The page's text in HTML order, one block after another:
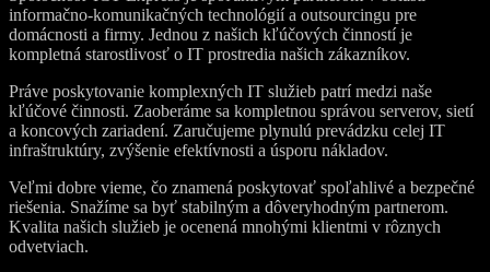
informačno-komunikačných technológií a outsourcingu pre
domácnosti a firmy. Jednou z našich kľúčových činností je
kompletná starostlivosť o IT prostredia našich zákazníkov.
Práve poskytovanie komplexných IT služieb patrí medzi naše
kľúčové činnosti. Zaoberáme sa kompletnou správou serverov, sietí
a koncových zariadení. Zaručujeme plynulú prevádzku celej IT
infraštruktúry, zvýšenie efektívnosti a úsporu nákladov.
Veľmi dobre vieme, čo znamená poskytovať spoľahlivé a bezpečné
riešenia. Snažíme sa byť stabilným a dôveryhodným partnerom.
Kvalita našich služieb je ocenená mnohými klientmi v rôznych
odvetviach.